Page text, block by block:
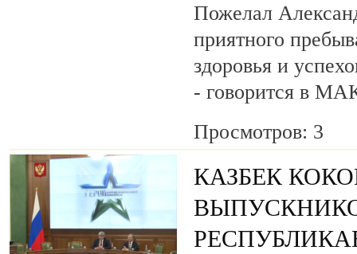
Пожелал
приятного
здоровья и
- говорится в
Просмотров: 3
КАЗБЕК